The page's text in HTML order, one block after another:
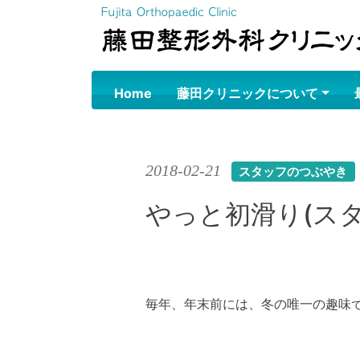
Home 藤田クリニックについて
2018-02-21 スタッフのつぶやき
やっと初滑り(ス
毎年、年末前には、冬の唯一の趣味